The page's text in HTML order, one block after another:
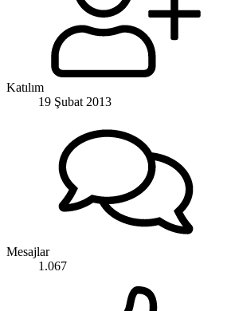
Katılım
19 Şubat 2013
Mesajlar
1.067